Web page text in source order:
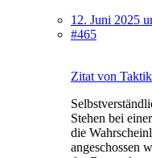
12. Juni 2025
#465
Zitat von
Stehen bei
die
angeschossen